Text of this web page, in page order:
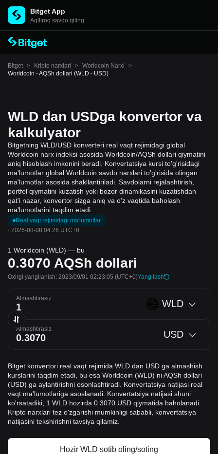
Bitget App
Aqlliroq savdo qiling
Bitget > Kripto narxlari > Worldcoin Narxi
>
Worldcoin - AQSh dollari (WLD - USD)
WLD dan USDga konvertor va
kalkulyator
Bitgetning WLD/USD konverteri real vaqt rejimidagi global
Worldcoin narx indeksi asosida Worldcoin/AQSh dollari qiymatini
aniq hisoblash imkonini beradi. Konvertatsiya kursi to'g'risidagi
ma'lumotlar global Worldcoin savdo narxlari to'g'risida olingan
ma'lumotlar asosida shakllantiriladi. Savdolarni rejalashtirish,
portfel qiymatini kuzatish yoki bozor dinamikasini kuzatishdan
qat'i nazar, konvertor sizga aniq va o'z vaqtida baholash
ma'lumotlarini taqdim etadi.
Real vaqt rejimidagi ma'lumotlar
· 2026-08-08 04:26 UTC+0
1 Worldcoin (WLD) — bu
0.3070 AQSh dollari
Oxirgi yangilanish: 2023/09/01 02:23:05 (UTC+0)Yangilash
Almashtirasiz WLD
Almashtirasiz USD
Bitget konvertori real vaqt rejimida WLD dan USD ga almashish
kurslarini taqdim etadi, bu esa Worldcoin (WLD) ni AQSh dollari
(USD) ga aylantirishni osonlashtiradi. Konvertatsiya natijasi real
vaqt ma'lumotlariga asoslanadi. Konvertatsiya natijasi shuni
ko'rsatadiki, 1 WLD hozirda 0.3070 USD qiymatida baholanadi.
Kripto narxlari tez o'zgarishi mumkinligi sababli, konvertatsiya
natijasini tekshirishni tavsiya qilamiz.
Hozir WLD sotib oling/soting